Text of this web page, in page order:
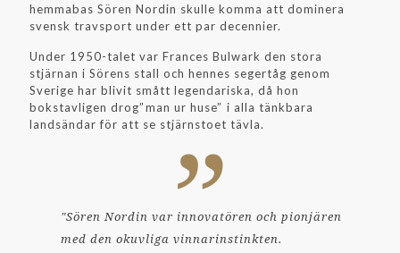
hemmabas Sören Nordin skulle komma att dominera
svensk travsport under ett par decennier.
Under 1950-talet var Frances Bulwark den stora
stjärnan i Sörens stall och hennes segertåg genom
Sverige har blivit smått legendariska, då hon
bokstavligen drog”man ur huse” i alla tänkbara
landsändar för att se stjärnstoet tävla.
"Sören Nordin var innovatören och pionjären
med den okuvliga vinnarinstinkten.